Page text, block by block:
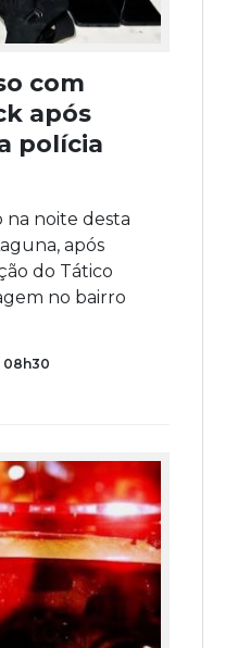
com
após
polícia
na noite desta
após
do Tático
no bairro
08h30